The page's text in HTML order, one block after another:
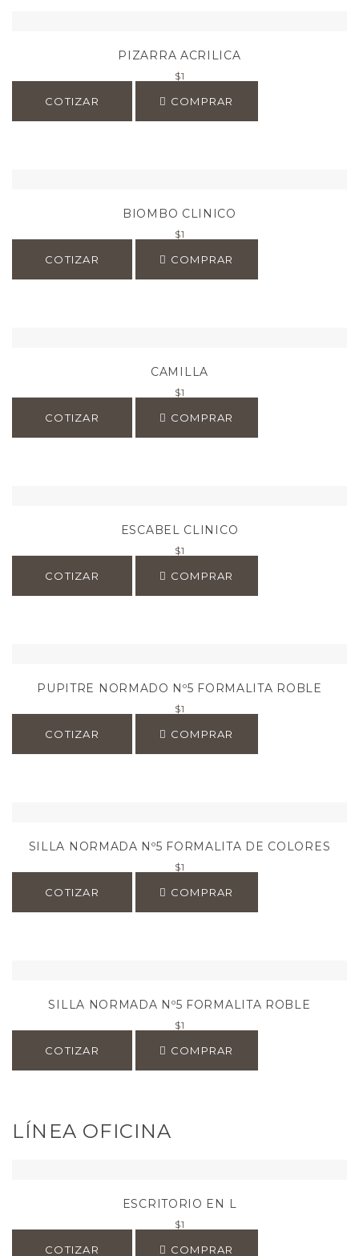
PIZARRA ACRILICA
$1
COTIZAR COMPRAR
BIOMBO CLINICO
$1
COTIZAR COMPRAR
CAMILLA
$1
COTIZAR COMPRAR
ESCABEL CLINICO
$1
COTIZAR COMPRAR
PUPITRE NORMADO Nº5 FORMALITA ROBLE
$1
COTIZAR COMPRAR
SILLA NORMADA Nº5 FORMALITA DE COLORES
$1
COTIZAR COMPRAR
SILLA NORMADA Nº5 FORMALITA ROBLE
$1
COTIZAR COMPRAR
LÍNEA OFICINA
ESCRITORIO EN L
$1
COTIZAR COMPRAR